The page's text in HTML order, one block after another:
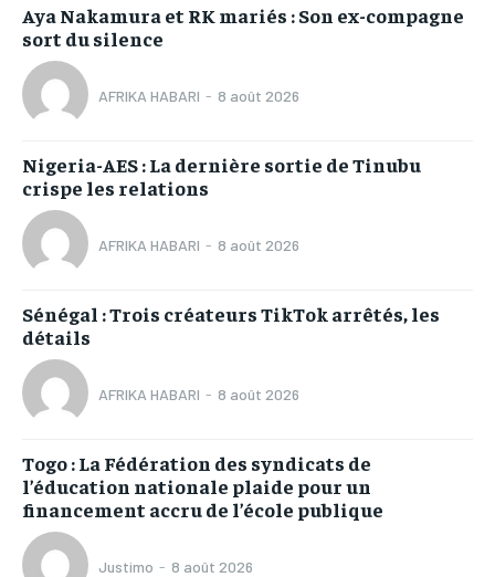
Aya Nakamura et RK mariés : Son ex-compagne
sort du silence
AFRIKA HABARI - 8 août 2026
Nigeria-AES : La dernière sortie de Tinubu
crispe les relations
AFRIKA HABARI - 8 août 2026
Sénégal : Trois créateurs TikTok arrêtés, les
détails
AFRIKA HABARI - 8 août 2026
Togo : La Fédération des syndicats de
l’éducation nationale plaide pour un
financement accru de l’école publique
Justimo - 8 août 2026